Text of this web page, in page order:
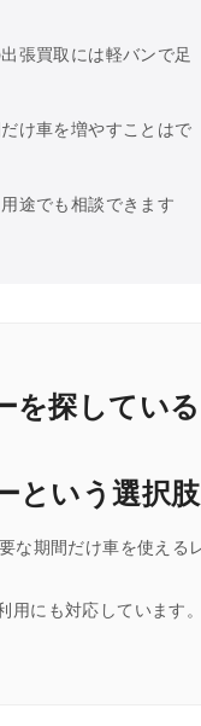
張買取には軽バンで足
け車を増やすことはで
途でも相談できます
を探している
という選択肢
な期間だけ車を使える
用にも対応しています